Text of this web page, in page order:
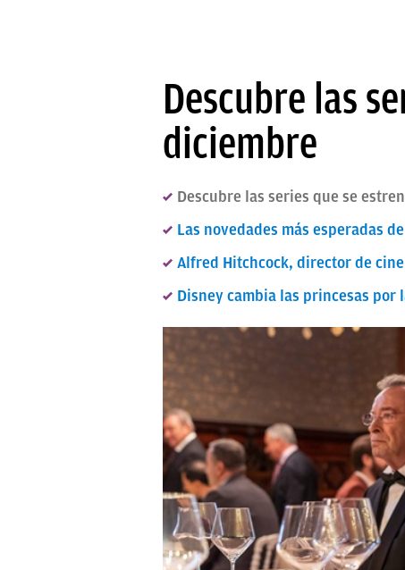
Descubre las
diciembre
Descubre las series que se
Las novedades más esperadas
Alfred Hitchcock, director de
Disney cambia las princesas